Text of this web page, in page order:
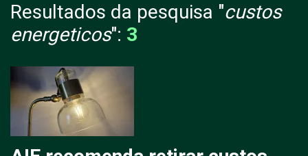
Resultados da pesquisa "custos
energeticos": 3